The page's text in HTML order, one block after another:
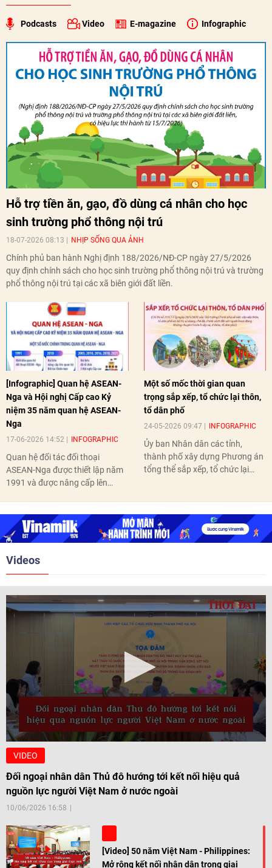
Podcasts Video E-magazine Infographic
Hỗ trợ tiền ăn, gạo, đồ dùng cá nhân cho học
sinh trường phổ thông nội trú
18-07-2026 08:13 NHỊP SỐNG QUA ẢNH
Chính phủ ban hành Nghị định 188/2026/NĐ-CP ngày 27/5/2026
quy định chính sách cho học sinh trường phổ thông nội trú và trường
phổ thông nội trú tại các xã biên giới đất liền.
[Infographic] Quan hệ ASEAN-
Nga và Hội nghị Cấp cao Kỷ
niệm 35 năm quan hệ ASEAN-
Nga
17-06-2026 14:52 INFOGRAPHIC
Quan hệ đối tác đối thoại
ASEAN-Nga được thiết lập năm
1991 và được nâng cấp lên
nghị Cấp cao vào các năm 2005,
2010, 2016, 2018, 2021.
Một số mốc thời gian quan
trọng sắp xếp, tổ chức lại thôn,
tổ dân phố
24-05-2026 09:47 INFOGRAPHIC
Ủy ban Nhân dân các tỉnh,
thành phố xây dựng Phương án
tổng thể sắp xếp, tổ chức lại
Videos
VIDEO
Đối ngoại nhân dân Thủ đô hướng tới kết nối hiệu quả
nguồn lực người Việt Nam ở nước ngoài
10/06/2026 16:58
[Video] 50 năm Việt Nam - Philippines:
Mở rộng kết nối nhân dân trong giai